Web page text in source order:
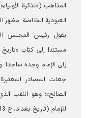
المذاهب («تذكرة
العبودية الخالصة؛ مظهر
يقول رئيس المجلس
مستندا إلى كتاب
إلى الإمام وجده ساجدا.
جعلت المصادر
الصالح»؛ وهو اللقب
للإمام (تاريخ بغداد، ج 13).